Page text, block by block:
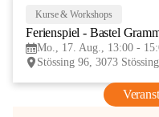
Kurse & Workshops
Ferienspiel - Bastel
Mo., 17. Aug., 13:00 -
Stössing 96, 3073